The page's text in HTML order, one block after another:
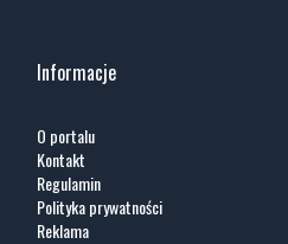
Informacje
O portalu
Kontakt
Regulamin
Polityka prywatności
Reklama